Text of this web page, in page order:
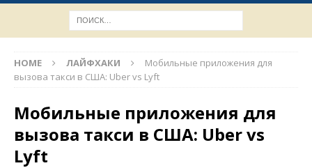
HOME ЛАЙФХАКИ
Мобильные приложения для
вызова такси в США: Uber vs Lyft
Мобильные приложения для
вызова такси в США: Uber vs
Lyft